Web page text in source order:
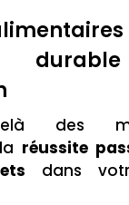
des
réussite
dans